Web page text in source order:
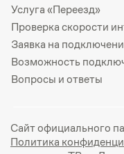
Услуга «Переезд»
Проверка скорости
Заявка на
Возможность
Вопросы и ответы
Сайт официального
Политика